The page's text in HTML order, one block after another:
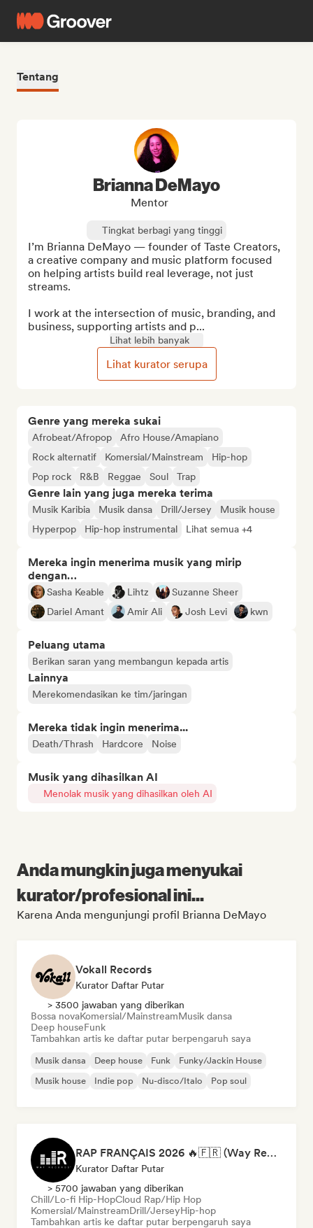
Tentang
Genre yang mereka sukai
Afrobeat/Afropop
Afro House/Amapiano
Rock alternatif
Komersial/Mainstream
Hip-hop
Pop rock
R&B Reggae Soul Trap
Genre lain yang juga mereka terima
Musik Karibia Musik dansa Drill/Jersey
Musik house
Hyperpop
Hip-hop instrumental Lihat semua +4
Mereka ingin menerima musik yang mirip
dengan…
Sasha Keable Lihtz
Suzanne Sheer
Dariel Amant
Amir Ali Josh Levi kwn
Peluang utama
Berikan saran yang membangun kepada artis
Lainnya
Merekomendasikan ke tim/jaringan
Mereka tidak ingin menerima...
Death/Thrash Hardcore Noise
Musik yang dihasilkan AI
Menolak musik yang dihasilkan oleh AI
Brianna DeMayo
Mentor
Tingkat berbagi yang tinggi
I’m Brianna DeMayo — founder of Taste Creators,
a creative company and music platform focused
on helping artists build real leverage, not just
streams.
I work at the intersection of music, branding, and
business, supporting artists and p...
Lihat lebih banyak
Lihat kurator serupa
Anda mungkin juga menyukai
kurator/profesional ini...
Karena Anda mengunjungi profil Brianna DeMayo
Vokall Records
Kurator Daftar Putar
> 3500 jawaban yang diberikan
Bossa novaKomersial/MainstreamMusik dansa
Deep houseFunk
Tambahkan artis ke daftar putar berpengaruh saya
Musik dansa Deep house Funk
Funky/Jackin House
Musik house
Indie pop Nu-disco/Italo Pop soul
RAP FRANÇAIS 2026 🔥🇫🇷 (Way Records)
Kurator Daftar Putar
> 5700 jawaban yang diberikan
Chill/Lo-fi Hip-HopCloud Rap/Hip Hop
Komersial/MainstreamDrill/JerseyHip-hop
Tambahkan artis ke daftar putar berpengaruh saya